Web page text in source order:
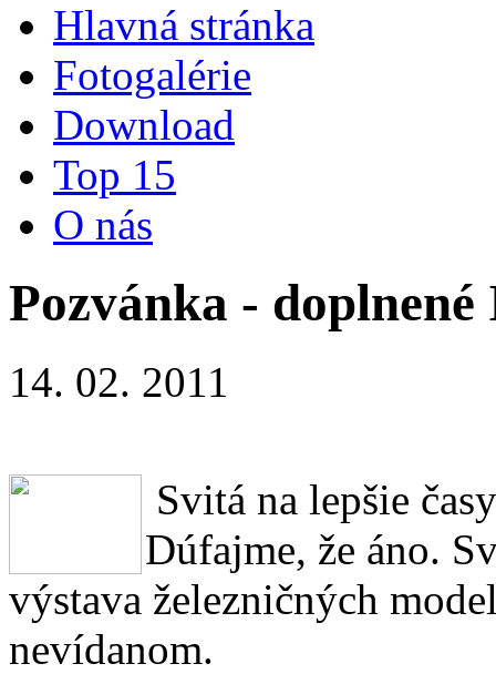
Hlavná stránka
Fotogalérie
Download
Top 15
O nás
Pozvánka -
14. 02. 2011
Svitá na lepšie
Dúfajme, že áno.
výstava železničných
nevídanom.